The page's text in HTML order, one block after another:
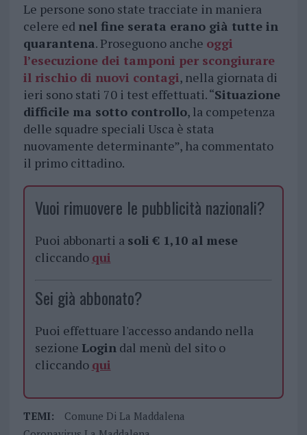
Le persone sono state tracciate in maniera
celere ed nel fine serata erano già tutte in
quarantena. Proseguono anche oggi
l’esecuzione dei tamponi per scongiurare
il rischio di nuovi contagi, nella giornata di
ieri sono stati 70 i test effettuati. “Situazione
difficile ma sotto controllo, la competenza
delle squadre speciali Usca è stata
nuovamente determinante”, ha commentato
il primo cittadino.
Vuoi rimuovere le pubblicità nazionali?
Puoi abbonarti a soli € 1,10 al mese
cliccando qui
Sei già abbonato?
Puoi effettuare l'accesso andando nella
sezione Logindal menù del sito o
cliccando qui
TEMI:
Comune Di La Maddalena